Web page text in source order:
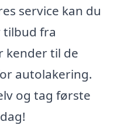
service kan du
tilbud fra
kender til de
autolakering.
og tag første